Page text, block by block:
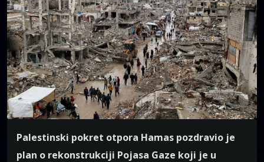
Palestinski pokret otpora Hamas pozdravio je
plan o rekonstrukciji Pojasa Gaze koji je u